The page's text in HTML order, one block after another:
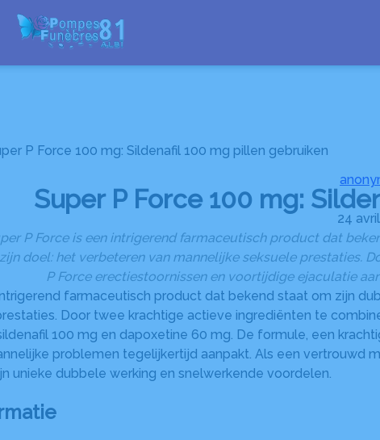
DES OBSÈQUES
P Force 100 mg: Sildenafil 100 mg pillen gebruiken
Super P Force 100 mg:
24
P Force is een intrigerend farmaceutisch product dat
doel: het verbeteren van mannelijke seksuele prestaties.
P Force erectiestoornissen en voortijdige ejaculatie
farmaceutisch product dat bekend staat om zijn
Door twee krachtige actieve ingrediënten te
100 mg en dapoxetine 60 mg. De formule, een
problemen tegelijkertijd aanpakt. Als een vertrouwd
unieke dubbele werking en snelwerkende voordelen.